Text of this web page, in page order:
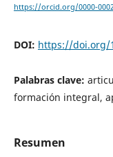
https://orcid.org/0000-
DOI: https://doi.org/
Palabras clave:
formación integral,
Resumen